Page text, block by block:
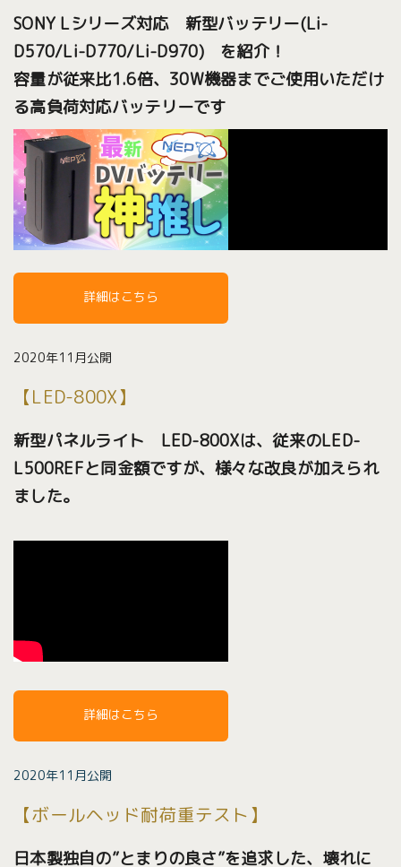
SONY Lシリーズ対応 新型バッテリー(Li-
D570/Li-D770/Li-D970) を紹介！
容量が従来比1.6倍、30W機器までご使用いただけ
る高負荷対応バッテリーです
詳細はこちら
2020年11月公開
【LED-800X】
新型パネルライト LED-800Xは、従来のLED-
L500REFと同金額ですが、様々な改良が加えられ
ました。
詳細はこちら
2020年11月公開
【ボールヘッド耐荷重テスト】
日本製独自の”とまりの良さ”を追求した、壊れに